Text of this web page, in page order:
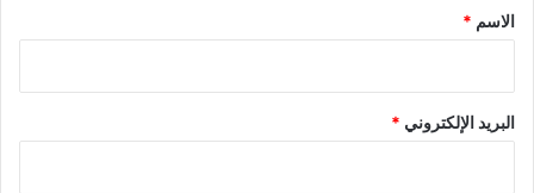
*
الاسم *
البريد الإلكتروني *